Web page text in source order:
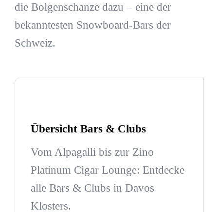
die Bolgenschanze dazu – eine der
bekanntesten Snowboard-Bars der
Schweiz.
Übersicht Bars & Clubs
Vom Alpagalli bis zur Zino
Platinum Cigar Lounge: Entdecke
alle Bars & Clubs in Davos
Klosters.